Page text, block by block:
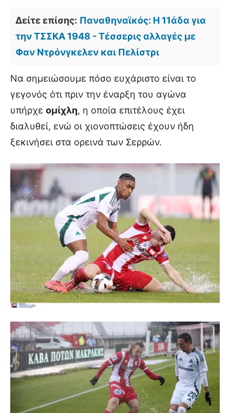
Δείτε επίσης: Παναθηναϊκός: Η 11άδα για
την ΤΣΣΚΑ 1948 - Τέσσερις αλλαγές με
Φαν Ντρόνγκελεν και Πελίστρι
Να σημειώσουμε πόσο ευχάριστο είναι το
γεγονός ότι πριν την έναρξη του αγώνα
υπήρχε ομίχλη, η οποία επιτέλους έχει
διαλυθεί, ενώ οι χιονοπτώσεις έχουν ήδη
ξεκινήσει στα ορεινά των Σερρών.